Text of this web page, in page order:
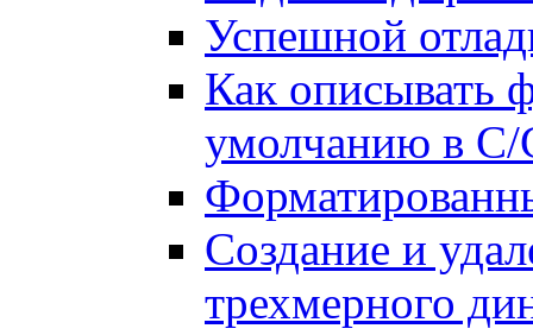
Успешной
Как описывать
умолчанию в C/
Создание и
трехмерного